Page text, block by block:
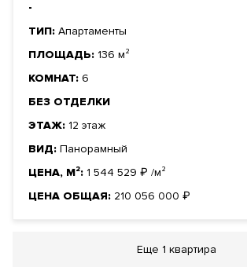
-
ТИП: Апартаменты
ПЛОЩАДЬ: 136 м²
КОМНАТ: 6
БЕЗ ОТДЕЛКИ
ЭТАЖ: 12 этаж
ВИД: Панорамный
ЦЕНА, М²: 1 544 529 ₽ /м²
ЦЕНА ОБЩАЯ: 210 056 000 ₽
Еще 1 квартира